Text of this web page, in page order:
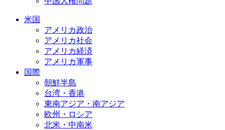
米国
アメリカ政治
アメリカ社会
アメリカ経済
アメリカ軍事
国際
朝鮮半島
台湾・香港
東南アジア・南アジア
欧州・ロシア
北米・中南米